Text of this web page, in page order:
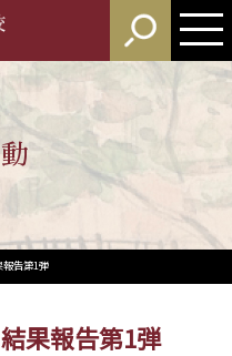
告第1弾
果報告第1弾